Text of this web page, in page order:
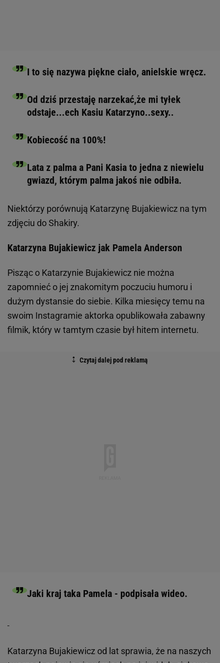
I to się nazywa piękne ciało, anielskie wręcz.
Od dziś przestaję narzekać,że mi tyłek
odstaje...ech Kasiu Katarzyno..sexy..
Kobiecość na 100%!
Lata z palma a Pani Kasia to jedna z niewielu
gwiazd, którym palma jakoś nie odbiła.
Niektórzy porównują Katarzynę Bujakiewicz na tym
zdjęciu do Shakiry.
Katarzyna Bujakiewicz jak Pamela Anderson
Pisząc o Katarzynie Bujakiewicz nie można
zapomnieć o jej znakomitym poczuciu humoru i
dużym dystansie do siebie. Kilka miesięcy temu na
swoim Instagramie aktorka opublikowała zabawny
filmik, który w tamtym czasie był hitem internetu.
Jaki kraj taka Pamela - podpisała wideo.
Katarzyna Bujakiewicz od lat sprawia, że na naszych